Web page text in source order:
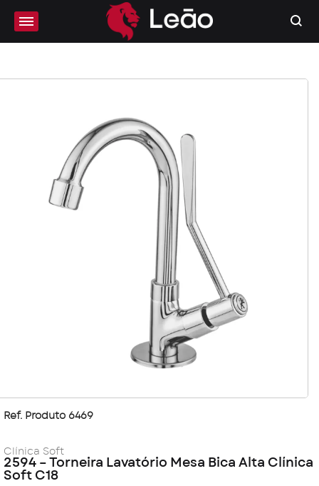
Ref. Produto 6469
Clínica Soft
2594 – Torneira Lavatório Mesa Bica Alta Clínica
Soft C18